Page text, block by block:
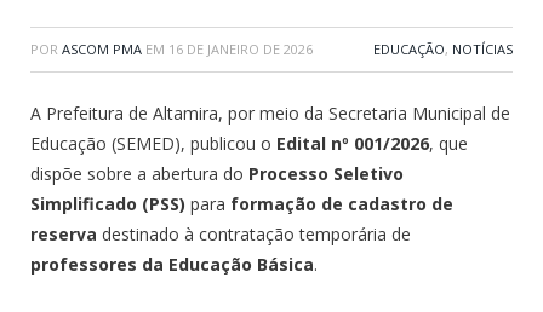
POR ASCOM PMA EM 16 DE JANEIRO DE 2026 EDUCAÇÃO, NOTÍCIAS
A Prefeitura de Altamira, por meio da Secretaria Municipal de
Educação (SEMED), publicou o Edital nº 001/2026, que
dispõe sobre a abertura do Processo Seletivo
Simplificado (PSS) para formação de cadastro de
reserva destinado à contratação temporária de
professores da Educação Básica.